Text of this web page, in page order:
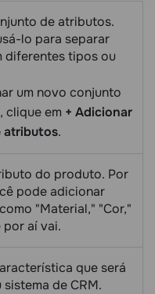
de atributos.
lo para separar
diferentes tipos ou
um novo conjunto
clique em + Adicionar
atributos.
do produto. Por
pode adicionar
"Material," "Cor,"
por aí vai.
que será
de CRM.